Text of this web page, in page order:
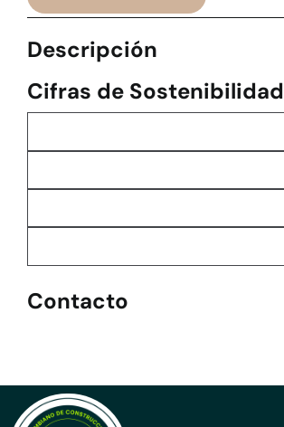
Descripción
Cifras de Sostenibilidad
Contacto